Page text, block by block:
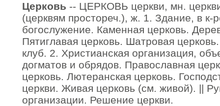
Церковь -- ЦЕРКОВЬ церкви, мн.
(церквям простореч.), ж. 1. Здание, в к-
богослужение. Каменная церковь.
Пятиглавая церковь. Шатровая
клуб. 2. Христианская организация,
догматов и обрядов. Православная
церковь. Лютеранская церковь.
церкви. Живая церковь (см. живой). ||
организации. Решение церкви.